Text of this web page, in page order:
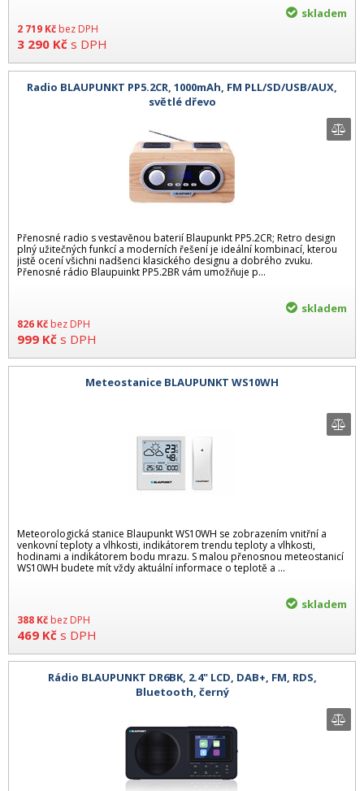
2 719 Kč bez DPH
3 290 Kč s DPH
skladem
Radio BLAUPUNKT PP5.2CR, 1000mAh, FM PLL/SD/USB/AUX,
světlé dřevo
Přenosné radio s vestavěnou baterií Blaupunkt PP5.2CR; Retro design
plný užitečných funkcí a moderních řešení je ideální kombinací, kterou
jistě ocení všichni nadšenci klasického designu a dobrého zvuku.
Přenosné rádio Blaupuinkt PP5.2BR vám umožňuje p...
826 Kč bez DPH
999 Kč s DPH
skladem
Meteostanice BLAUPUNKT WS10WH
Meteorologická stanice Blaupunkt WS10WH se zobrazením vnitřní a
venkovní teploty a vlhkosti, indikátorem trendu teploty a vlhkosti,
hodinami a indikátorem bodu mrazu. S malou přenosnou meteostanicí
WS10WH budete mít vždy aktuální informace o teplotě a ...
388 Kč bez DPH
469 Kč s DPH
skladem
Rádio BLAUPUNKT DR6BK, 2.4" LCD, DAB+, FM, RDS,
Bluetooth, černý